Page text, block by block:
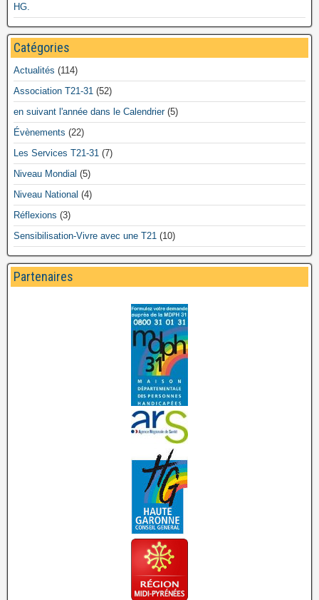
HG.
Catégories
Actualités (114)
Association T21-31 (52)
en suivant l'année dans le Calendrier(5)
Évènements (22)
Les Services T21-31 (7)
Niveau Mondial (5)
Niveau National (4)
Réflexions (3)
Sensibilisation-Vivre avec une T21 (10)
Partenaires